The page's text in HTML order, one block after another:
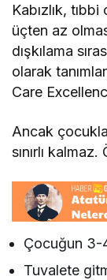
Kabızlık, tıbbi
üçten az
dışkılama
olarak
Care
Ancak
sınırlı kalmaz.
Çocuğun 3-
Tuvalete